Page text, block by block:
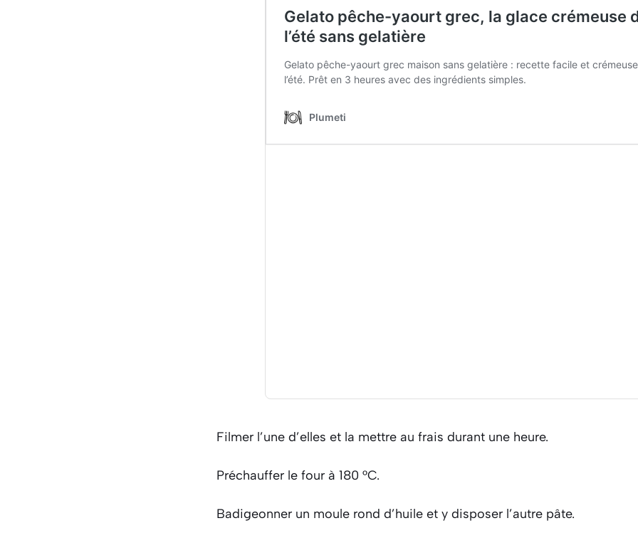
Filmer l’une d’elles et la mettre au frais durant une heure.
Préchauffer le four à 180 °C.
Badigeonner un moule rond d’huile et y disposer l’autre pâte.